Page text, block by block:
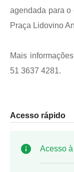
agendada para o
Praça Lidovino
Mais
51 3637 4281.
Acesso rápido
Acesso